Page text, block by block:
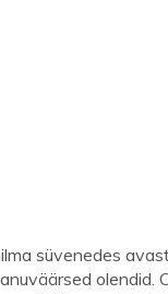
süvenedes
olendid.